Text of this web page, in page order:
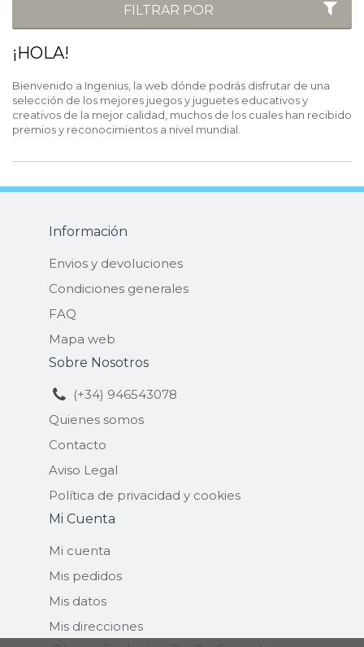
FILTRAR POR
¡HOLA!
Bienvenido a Ingenius, la web dónde podrás disfrutar de una
selección de los mejores juegos y juguetes educativos y
creativos de la mejor calidad, muchos de los cuales han recibido
premios y reconocimientos a nivel mundial.
Información
Envios y devoluciones
Condiciones generales
FAQ
Mapa web
Sobre Nosotros
(+34) 946543078
Quienes somos
Contacto
Aviso Legal
Política de privacidad y cookies
Mi Cuenta
Mi cuenta
Mis pedidos
Mis datos
Mis direcciones